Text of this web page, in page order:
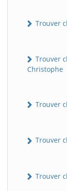
Trouver
Trouver
Christophe
Trouver
Trouver
Trouver